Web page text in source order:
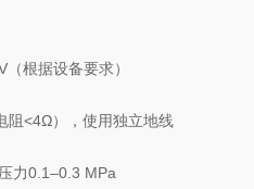
根据设备要求）
<4Ω），使用独立地线
力0.1–0.3 MPa